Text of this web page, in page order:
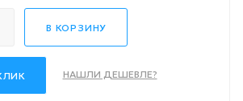
В КОРЗИНУ
НАШЛИ ДЕШЕВЛЕ?